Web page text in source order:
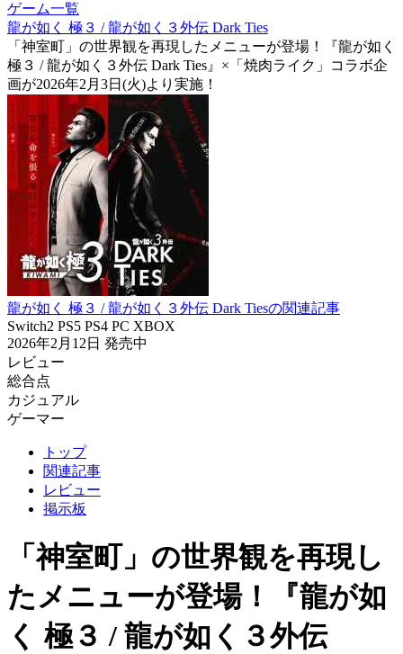
ゲーム一覧
龍が如く 極３ / 龍が如く３外伝 Dark Ties
「神室町」の世界観を再現したメニューが登場！『龍が如く
極３ / 龍が如く３外伝 Dark Ties』×「焼⾁ライク」コラボ企
画が2026年2月3日(火)より実施！
龍が如く 極３ / 龍が如く３外伝 Dark Tiesの関連記事
Switch2 PS5 PS4 PC XBOX
2026年2月12日 発売中
レビュー
総合点
カジュアル
ゲーマー
トップ
関連記事
レビュー
掲示板
「神室町」の世界観を再現し
たメニューが登場！『龍が如
く 極３ / 龍が如く３外伝